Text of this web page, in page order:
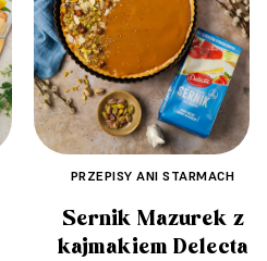
PRZEPISY ANI STARMACH
Sernik Mazurek z
kajmakiem Delecta